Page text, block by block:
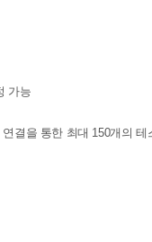
가능
결을 통한 최대 150개의